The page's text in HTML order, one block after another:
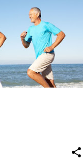
ANTIAGING
ENERJIK OLMAK